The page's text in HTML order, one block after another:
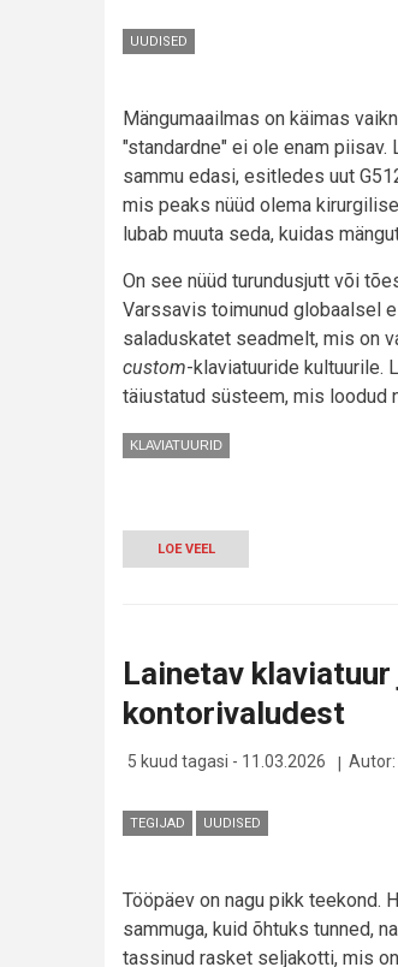
UUDISED
Mängumaailmas on käimas
"standardne" ei ole enam piisav.
sammu edasi, esitledes uut
mis peaks nüüd olema
lubab muuta seda, kuidas
On see nüüd turundusjutt või
Varssavis toimunud globaalsel
saladuskatet seadmelt, mis on
custom-klaviatuuride kultuurile.
täiustatud süsteem, mis loodud
KLAVIATUURID
LOE VEEL-
LOGITECH
ON
UUS
Lainetav
kontorivaludest
5 kuud tagasi - 11.03.2026 Autor:
TEGIJAD UUDISED
Tööpäev on nagu pikk teekond.
sammuga, kuid õhtuks tunned,
tassinud rasket seljakotti, mis